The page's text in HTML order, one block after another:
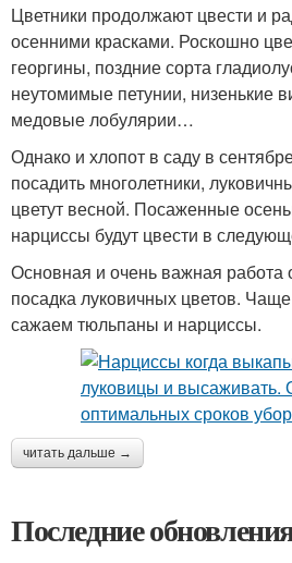
Цветники продолжают цвести и
осенними красками. Роскошно
георгины, поздние сорта
неутомимые петунии, низенькие
медовые лобулярии…
Однако и хлопот в саду в
посадить многолетники,
цветут весной. Посаженные
нарциссы будут цвести в
Основная и очень важная
посадка луковичных цветов.
сажаем тюльпаны и нарциссы.
читать дальше →
Последние